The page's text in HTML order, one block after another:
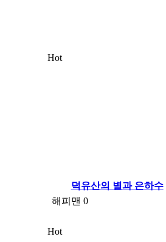
Hot
덕유산의 별과 은하수
해피맨 0
Hot